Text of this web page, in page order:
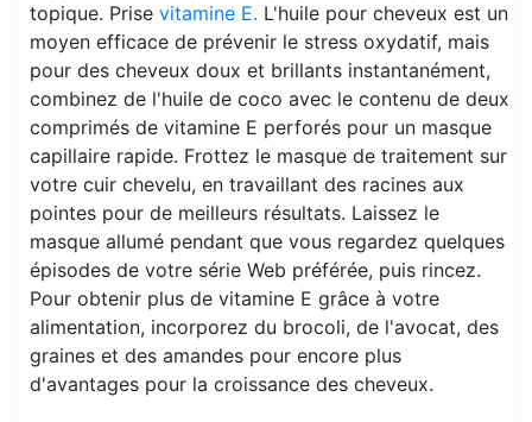
topique. Prise vitamine E. L'huile pour cheveux est un
moyen efficace de prévenir le stress oxydatif, mais
pour des cheveux doux et brillants instantanément,
combinez de l'huile de coco avec le contenu de deux
comprimés de vitamine E perforés pour un masque
capillaire rapide. Frottez le masque de traitement sur
votre cuir chevelu, en travaillant des racines aux
pointes pour de meilleurs résultats. Laissez le
masque allumé pendant que vous regardez quelques
épisodes de votre série Web préférée, puis rincez.
Pour obtenir plus de vitamine E grâce à votre
alimentation, incorporez du brocoli, de l'avocat, des
graines et des amandes pour encore plus
d'avantages pour la croissance des cheveux.